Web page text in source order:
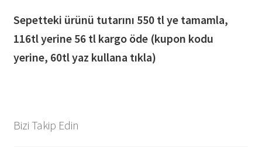
Sepetteki ürünü tutarını 550 tl ye tamamla,
116tl yerine 56 tl kargo öde (kupon kodu
yerine, 60tl yaz kullana tıkla)
Bizi Takip Edin